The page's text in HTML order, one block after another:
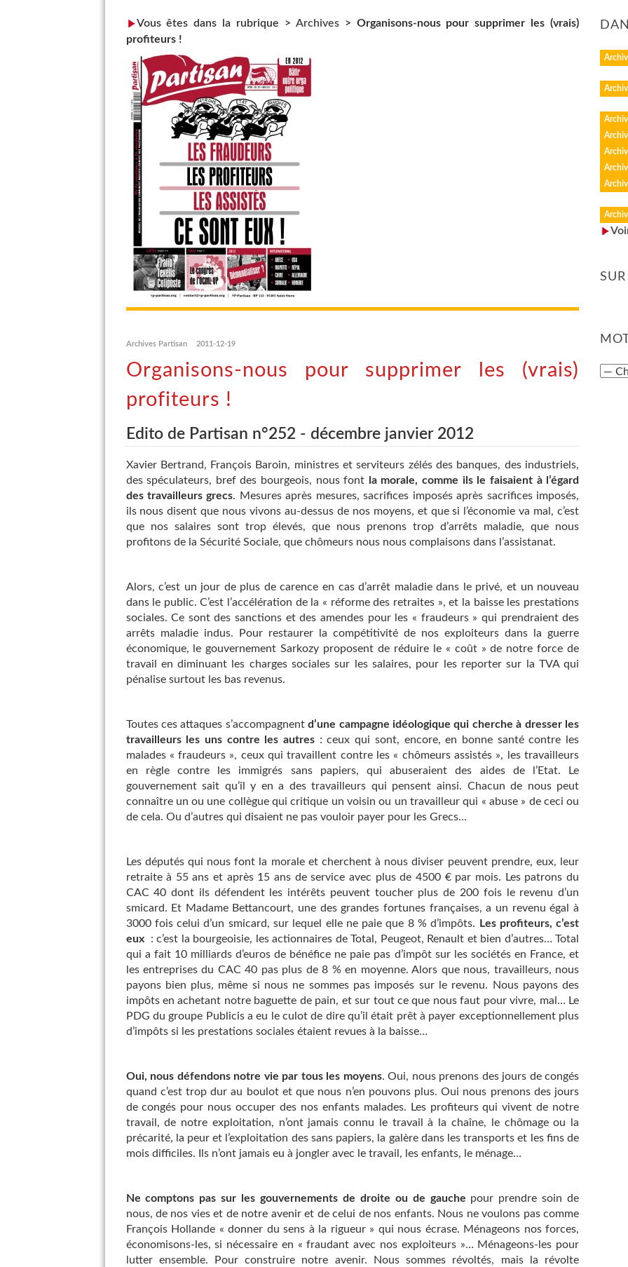
Vous êtes dans la rubrique > Archives> Organisons-nous pour supprimer les (vrais)
profiteurs !
Archives Partisan 2011-12-19
Organisons-nous pour supprimer les (vrais)
profiteurs !
Edito de Partisan n°252 - décembre janvier 2012
Xavier Bertrand, François Baroin, ministres et serviteurs zélés des banques, des industriels,
des spéculateurs, bref des bourgeois, nous font
la morale, comme ils le faisaient à l’égard
des travailleurs grecs. Mesures après mesures, sacrifices imposés après sacrifices imposés,
ils nous disent que nous vivons au-dessus de nos moyens, et que si l’économie va mal, c’est
que nos salaires sont trop élevés, que nous prenons trop d’arrêts maladie, que nous
profitons de la Sécurité Sociale, que chômeurs nous nous complaisons dans l’assistanat.
Alors, c’est un jour de plus de carence en cas d’arrêt maladie dans le privé, et un nouveau
dans le public. C’est l’accélération de la « réforme des retraites », et la baisse les prestations
sociales. Ce sont des sanctions et des amendes pour les « fraudeurs » qui prendraient des
arrêts maladie indus. Pour restaurer la compétitivité de nos exploiteurs dans la guerre
économique, le gouvernement Sarkozy proposent de réduire le « coût » de notre force de
travail en diminuant les charges sociales sur les salaires, pour les reporter sur la TVA qui
pénalise surtout les bas revenus.
Toutes ces attaques s’accompagnentd’une campagne idéologique qui cherche à dresser les
travailleurs les uns contre les autres : ceux qui sont, encore, en bonne santé contre les
malades « fraudeurs », ceux qui travaillent contre les « chômeurs assistés », les travailleurs
en règle contre les immigrés sans papiers, qui abuseraient des aides de l’Etat. Le
gouvernement sait qu’il y en a des travailleurs qui pensent ainsi. Chacun de nous peut
connaître un ou une collègue qui critique un voisin ou un travailleur qui « abuse » de ceci ou
de cela. Ou d’autres qui disaient ne pas vouloir payer pour les Grecs…
Les députés qui nous font la morale et cherchent à nous diviser peuvent prendre, eux, leur
retraite à 55 ans et après 15 ans de service avec plus de 4500 € par mois. Les patrons du
CAC 40 dont ils défendent les intérêts peuvent toucher plus de 200 fois le revenu d’un
smicard. Et Madame Bettancourt, une des grandes fortunes françaises, a un revenu égal à
3000 fois celui d’un smicard, sur lequel elle ne paie que 8 % d’impôts. Les profiteurs, c’est
eux
: c’est la bourgeoisie, les actionnaires de Total, Peugeot, Renault et bien d’autres… Total
qui a fait 10 milliards d’euros de bénéfice ne paie pas d’impôt sur les sociétés en France, et
les entreprises du CAC 40 pas plus de 8 % en moyenne. Alors que nous, travailleurs, nous
payons bien plus, même si nous ne sommes pas imposés sur le revenu. Nous payons des
impôts en achetant notre baguette de pain, et sur tout ce que nous faut pour vivre, mal… Le
PDG du groupe Publicis a eu le culot de dire qu’il était prêt à payer exceptionnellement plus
d’impôts si les prestations sociales étaient revues à la baisse…
Oui, nous défendons notre vie par tous les moyens. Oui, nous prenons des jours de congés
quand c’est trop dur au boulot et que nous n’en pouvons plus. Oui nous prenons des jours
de congés pour nous occuper des nos enfants malades. Les profiteurs qui vivent de notre
travail, de notre exploitation, n’ont jamais connu le travail à la chaîne, le chômage ou la
précarité, la peur et l’exploitation des sans papiers, la galère dans les transports et les fins de
mois difficiles. Ils n’ont jamais eu à jongler avec le travail, les enfants, le ménage…
Ne comptons pas sur les gouvernements de droite ou de gauche pour prendre soin de
nous, de nos vies et de notre avenir et de celui de nos enfants. Nous ne voulons pas comme
François Hollande « donner du sens à la rigueur » qui nous écrase. Ménageons nos forces,
économisons-les, si nécessaire en « fraudant avec nos exploiteurs »… Ménageons-les pour
lutter ensemble. Pour construire notre avenir. Nous sommes révoltés, mais la révolte